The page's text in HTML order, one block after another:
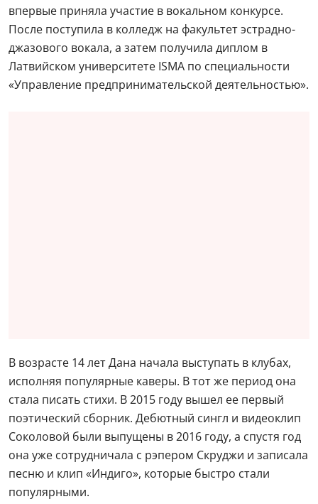
впервые приняла участие в вокальном конкурсе.
После поступила в колледж на факультет эстрадно-
джазового вокала, а затем получила диплом в
Латвийском университете ISMA по специальности
«Управление предпринимательской деятельностью».
В возрасте 14 лет Дана начала выступать в клубах,
исполняя популярные каверы. В тот же период она
стала писать стихи. В 2015 году вышел ее первый
поэтический сборник. Дебютный сингл и видеоклип
Соколовой были выпущены в 2016 году, а спустя год
она уже сотрудничала с рэпером Скруджи и записала
песню и клип «Индиго», которые быстро стали
популярными.